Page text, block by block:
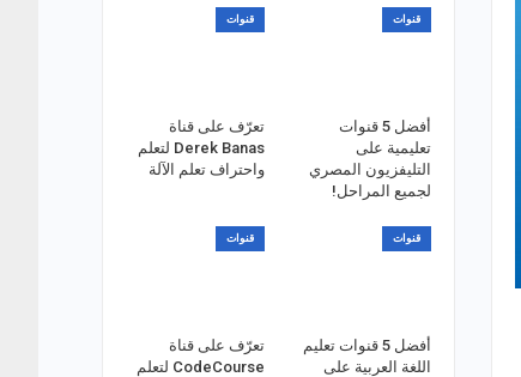
قنوات
أفضل 5 قنوات
تعليمية على
التليفزيون المصري
لجميع المراحل!
قنوات
تعرّف على قناة
Derek Banas لتعلم
واحتراف تعلم الآلة
قنوات
أفضل 5 قنوات تعليم
اللغة العربية على
قنوات
تعرّف على قناة
CodeCourse لتعلم